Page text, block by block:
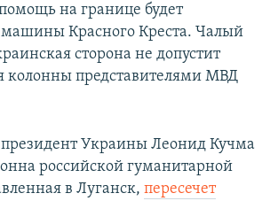
РС
на границе будет
Красного Креста. Чалый
сторона не допустит
колонны представителями МВД
Украины Леонид Кучма
российской гуманитарной
в Луганск, пересечет